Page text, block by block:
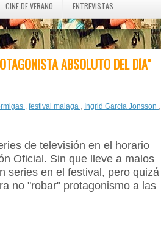
CINE DE VERANO ENTREVISTAS
ABSOLUTO DEL DÍA"
, festival malaga , Ingrid García Jonsson ,
de televisión en el horario
Oficial. Sin que lleve a malos
series en el festival, pero quizá
no "robar" protagonismo a las